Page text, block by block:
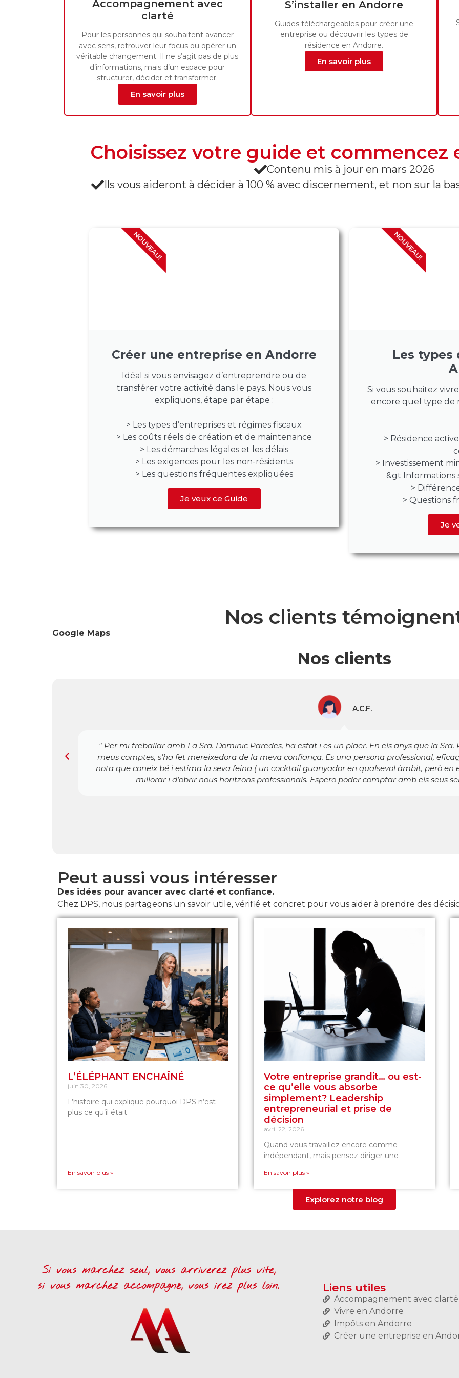
Accompagnement avec
clarté
Pour les personnes qui souhaitent avancer
avec sens, retrouver leur focus ou opérer un
véritable changement. Il ne s’agit pas de plus
d’informations, mais d’un espace pour
structurer, décider et transformer.
En savoir plus
S’installer en Andorre
Guides téléchargeables pour créer une
entreprise ou découvrir les types de
résidence en Andorre.
En savoir plus
Choisissez votre guide et commencez
Contenu mis à jour en mars 2026
Ils vous aideront à décider à 100 % avec discernement, et non sur la
Créer une entreprise en Andorre
Idéal si vous envisagez d’entreprendre ou de
transférer votre activité dans le pays. Nous vous
expliquons, étape par étape :
> Les types d’entreprises et régimes fiscaux
> Les coûts réels de création et de maintenance
> Les démarches légales et les délais
> Les exigences pour les non-résidents
> Les questions fréquentes expliquées
Je veux ce Guide
NOUVEAU!
Les types
Si vous souhaitez
encore quel type de
> Résidence
> Investissement
&gt Informations
>
> Questions
Je
NOUVEAU!
Nos clients
Google Maps
Nos clients
"Cela va faire bientôt 6 ans que DPS gère mon dossier pour les aspects administratifs et
satisfait des services rendus par Dominic Paredes. Elle est toujours présente, toujours
professionnalisme irréprochable. Vraiment un bureau de conseil très sérieux. Je recommande
fois que je croise des personnes qui souhaitent s'installer dans cette magnifique
Richard Marsaud Independant Owner
MPOWER, SLU
Peut aussi vous intéresser
Des idées pour avancer avec clarté et confiance.
Chez DPS, nous partageons un savoir utile, vérifié et concret pour vous aider à prendre des
L’ÉLÉPHANT ENCHAÎNÉ
juin 30, 2026
L’histoire qui explique pourquoi DPS n’est
plus ce qu’il était
En savoir plus »
Votre entreprise grandit… ou est-
ce qu’elle vous absorbe
simplement? Leadership
entrepreneurial et prise de
décision
avril 22, 2026
Quand vous travaillez encore comme
indépendant, mais pensez diriger une
En savoir plus »
Explorez notre blog
Si vous marchez seul, vous arriverez plus vite,
si vous marchez accompagné, vous irez plus loin.
Liens utiles
Accompagnement avec clarté
Vivre en Andorre
Impôts en Andorre
Créer une entreprise en